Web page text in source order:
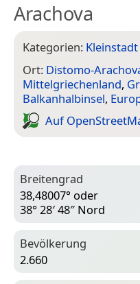
Arachova
Kategorien: Kleinstadt
Ort: Distomo-
Mittelgriechenland,
Balkanhalbinsel,
Auf
Breitengrad
38,48007° oder
38° 28′ 48″ Nord
Bevölkerung
2.660